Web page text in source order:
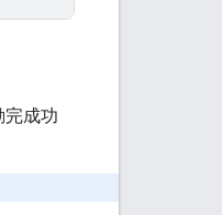
完成功